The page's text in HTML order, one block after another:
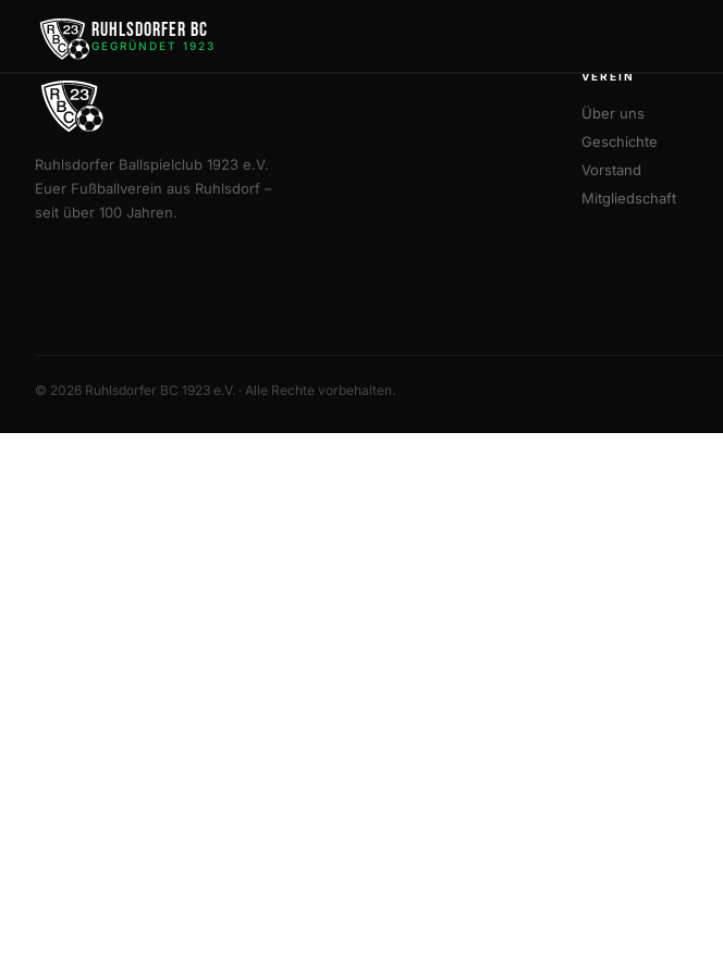
Ruhlsdorfer BC
GEGRÜNDET 1923
Ruhlsdorfer Ballspielclub 1923 e.V.
Euer Fußballverein aus Ruhlsdorf –
seit über 100 Jahren.
VEREIN
Über uns
Geschichte
Vorstand
Mitgliedschaft
© 2026 Ruhlsdorfer BC 1923 e.V. · Alle Rechte vorbehalten.